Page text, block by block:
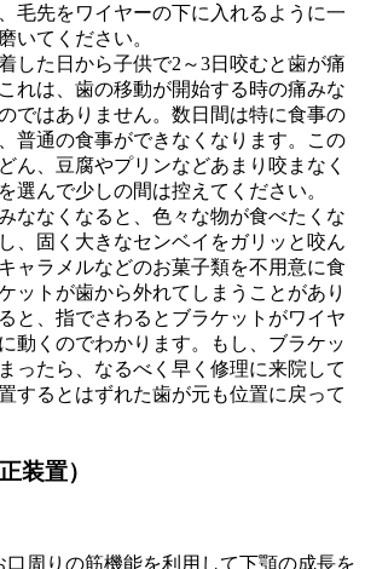
毛先をワイヤーの下に入れるように一
いてください。
した日から子供で2～3日咬むと歯が痛
れは、歯の移動が開始する時の痛みな
ではありません。数日間は特に食事の
普通の食事ができなくなります。この
ん、豆腐やプリンなどあまり咬まなく
選んで少しの間は控えてください。
ななくなると、色々な物が食べたくな
、固く大きなセンベイをガリッと咬ん
ャラメルなどのお菓子類を不用意に食
ットが歯から外れてしまうことがあり
と、指でさわるとブラケットがワイヤ
動くのでわかります。もし、ブラケッ
ったら、なるべく早く修理に来院して
するとはずれた歯が元も位置に戻って
装置）
口周りの筋機能を利用して下顎の成長を